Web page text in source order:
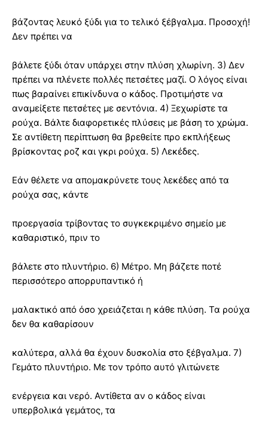
βάζοντας λευκό ξύδι για το τελικό ξέβγαλμα. Προσοχή!
Δεν πρέπει να
βάλετε ξύδι όταν υπάρχει στην πλύση χλωρίνη. 3) Δεν
πρέπει να πλένετε πολλές πετσέτες μαζί. Ο λόγος είναι
πως βαραίνει επικίνδυνα ο κάδος. Προτιμήστε να
αναμείξετε πετσέτες με σεντόνια. 4) Ξεχωρίστε τα
ρούχα. Βάλτε διαφορετικές πλύσεις με βάση το χρώμα.
Σε αντίθετη περίπτωση θα βρεθείτε προ εκπλήξεως
βρίσκοντας ροζ και γκρι ρούχα. 5) Λεκέδες.
Εάν θέλετε να απομακρύνετε τους λεκέδες από τα
ρούχα σας, κάντε
προεργασία τρίβοντας το συγκεκριμένο σημείο με
καθαριστικό, πριν το
βάλετε στο πλυντήριο. 6) Μέτρο. Μη βάζετε ποτέ
περισσότερο απορρυπαντικό ή
μαλακτικό από όσο χρειάζεται η κάθε πλύση. Τα ρούχα
δεν θα καθαρίσουν
καλύτερα, αλλά θα έχουν δυσκολία στο ξέβγαλμα. 7)
Γεμάτο πλυντήριο. Με τον τρόπο αυτό γλιτώνετε
ενέργεια και νερό. Αντίθετα αν ο κάδος είναι
υπερβολικά γεμάτος, τα